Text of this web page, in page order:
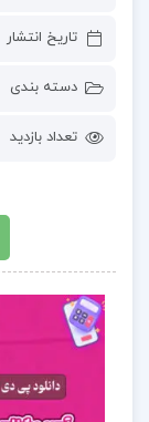
تاریخ انتشار
دسته بندی
تعداد بازدید